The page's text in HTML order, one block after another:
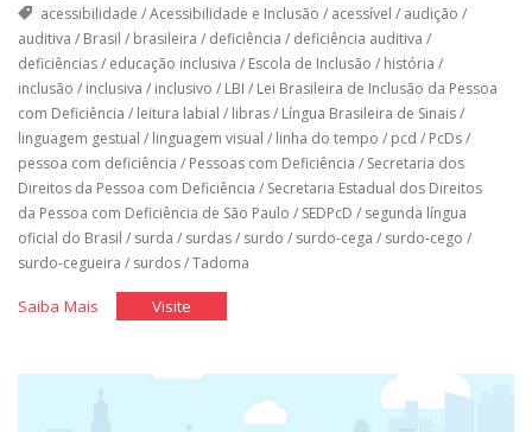
acessibilidade /Acessibilidade e Inclusão / acessível / audição /
auditiva / Brasil / brasileira / deficiência / deficiência auditiva /
deficiências/ educação inclusiva / Escola de Inclusão / história /
inclusão / inclusiva / inclusivo / LBI / Lei Brasileira de Inclusão da Pessoa
com Deficiência / leitura labial / libras/ Língua Brasileira de Sinais/
linguagem gestual / linguagem visual / linha do tempo / pcd / PcDs/
pessoa com deficiência / Pessoas com Deficiência / Secretaria dos
Direitos da Pessoa com Deficiência / Secretaria Estadual dos Direitos
da Pessoa com Deficiência de São Paulo / SEDPcD / segunda língua
oficial do Brasil / surda / surdas/ surdo / surdo-cega / surdo-cego /
surdo-cegueira / surdos/Tadoma
Saiba Mais"A
Visite"A